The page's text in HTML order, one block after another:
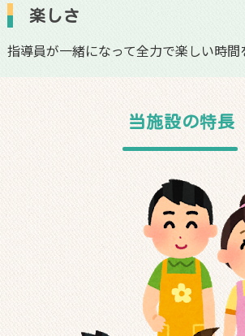
楽しさ
指導員が一緒になって全力で楽しい時間
当施設の特長